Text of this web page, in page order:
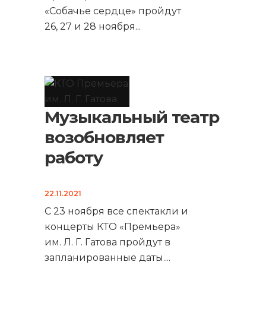
«Собачье сердце» пройдут
26, 27 и 28 ноября...
Музыкальный театр
возобновляет
работу
22.11.2021
С 23 ноября все спектакли и
концерты КТО «Премьера»
им. Л. Г. Гатова пройдут в
запланированные даты....